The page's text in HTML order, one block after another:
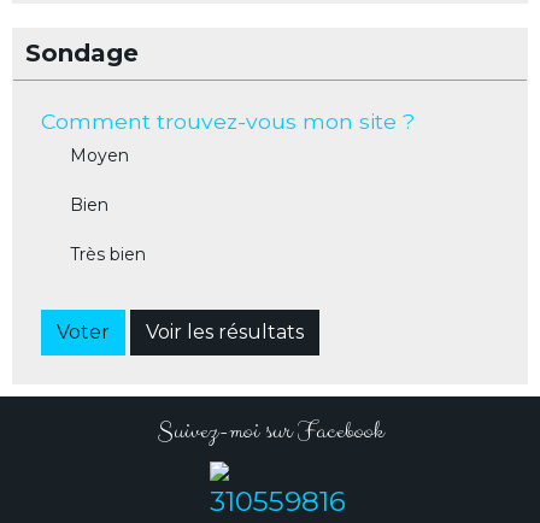
Sondage
Comment trouvez-vous mon site ?
Moyen
Bien
Très bien
Voter Voir les résultats
Suivez-moi sur Facebook